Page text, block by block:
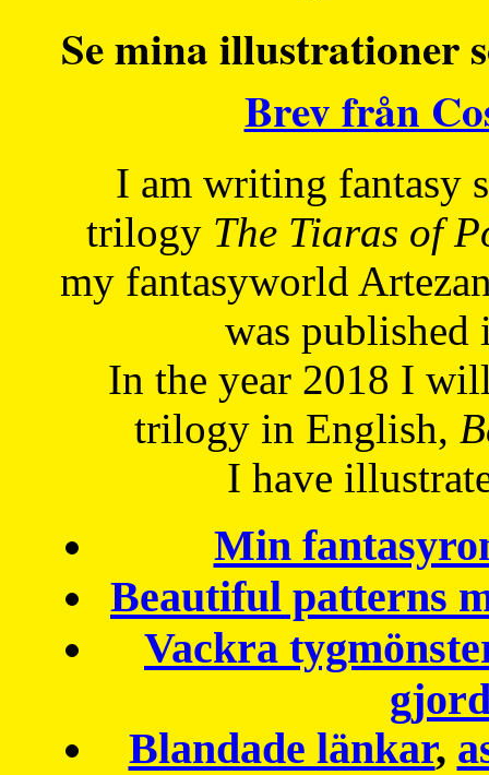
Se mina illustrationer
Brev från
I am writing fantasy
trilogy The Tiaras of
my fantasyworld
was published
In the year 2018 I
trilogy in English,
I have
Min
Beautiful patterns
Vackra
Blandade länkar,